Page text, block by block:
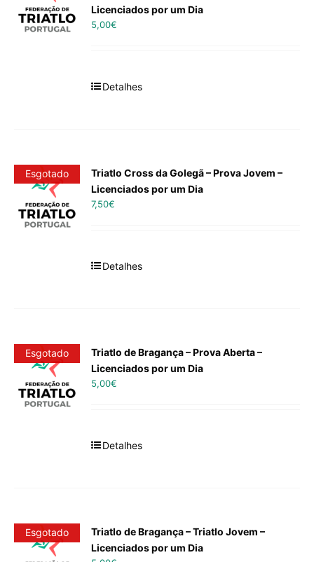
Licenciados por um Dia
5,00€
Detalhes
Esgotado
Triatlo Cross da Golegã – Prova Jovem –
Licenciados por um Dia
7,50€
Detalhes
Esgotado
Triatlo de Bragança – Prova Aberta –
Licenciados por um Dia
5,00€
Detalhes
Esgotado
Triatlo de Bragança – Triatlo Jovem –
Licenciados por um Dia